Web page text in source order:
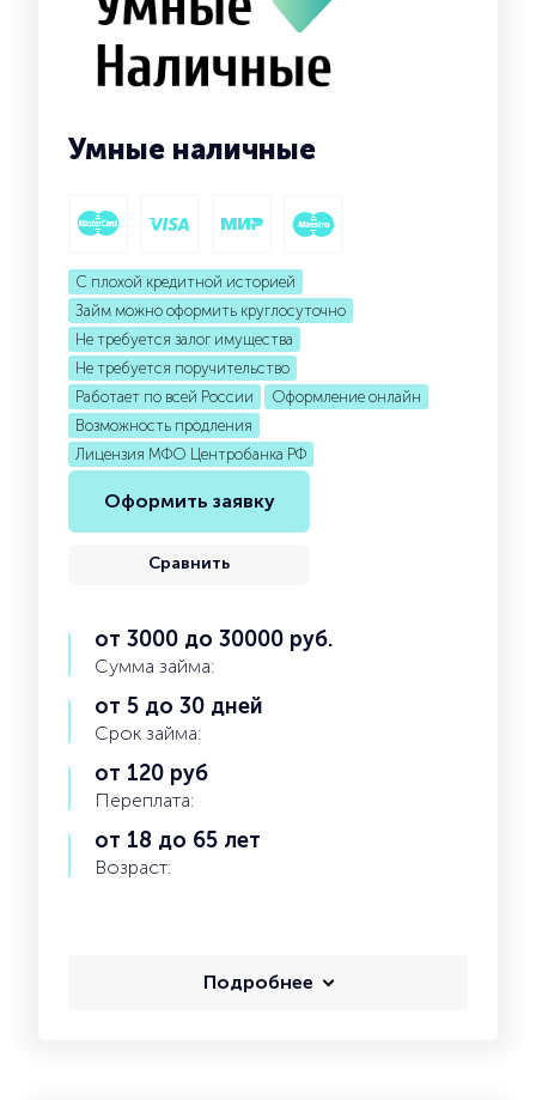
Умные наличные
С плохой кредитной историей
Займ можно оформить круглосуточно
Не требуется залог имущества
Не требуется поручительство
Работает по всей России
Оформление онлайн
Возможность продления
Лицензия МФО Центробанка РФ
Оформить заявку
Сравнить
от 3000 до 30000 руб.
Сумма займа:
от 5 до 30 дней
Срок займа:
от 120 руб
Переплата:
от 18 до 65 лет
Возраст:
Подробнее